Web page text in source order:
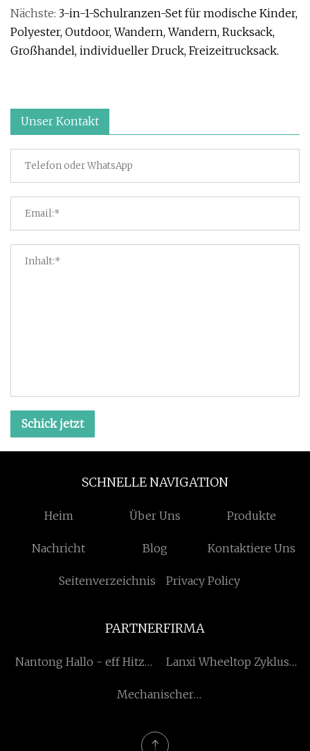
Nächste: 3-in-1-Schulranzen-Set für modische Kinder,
Polyester, Outdoor, Wandern, Wandern, Rucksack,
Großhandel, individueller Druck, Freizeitrucksack.
Unser Kontakt
Schick jetzt
SCHNELLE NAVIGATION
Heim Über Uns Produkte
Nachricht Blog Kontaktiere Uns
Seitenverzeichnis Privacy Policy
PARTNERFIRMA
Nantong Hallo - eff Hitze
Lanxi Wheeltop Zyklus
Mechanischer
verkaufen